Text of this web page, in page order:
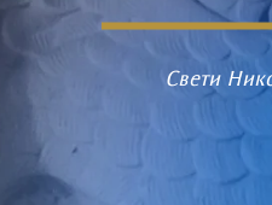
Свети